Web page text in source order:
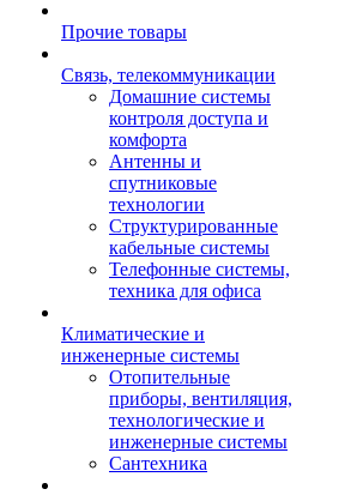
Прочие товары
Связь, телекоммуникации
Домашние системы
контроля доступа и
комфорта
Антенны и
спутниковые
технологии
Структурированные
кабельные системы
Телефонные системы,
техника для офиса
Климатические и
инженерные системы
Отопительные
приборы, вентиляция,
технологические и
инженерные системы
Сантехника